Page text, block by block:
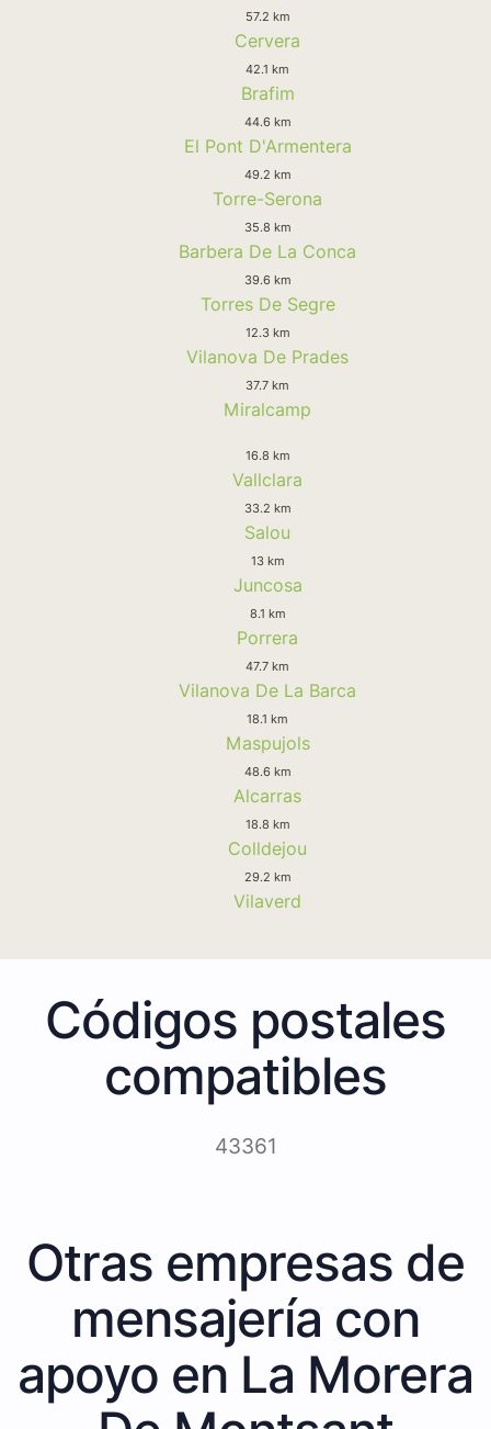
57.2 km
Cervera
42.1 km
Brafim
44.6 km
El Pont D'Armentera
49.2 km
Torre-Serona
35.8 km
Barbera De La Conca
39.6 km
Torres De Segre
12.3 km
Vilanova De Prades
37.7 km
Miralcamp
16.8 km
Vallclara
33.2 km
Salou
13 km
Juncosa
8.1 km
Porrera
47.7 km
Vilanova De La Barca
18.1 km
Maspujols
48.6 km
Alcarras
18.8 km
Colldejou
29.2 km
Vilaverd
Códigos postales
compatibles
43361
Otras empresas de
mensajería con
apoyo en La Morera